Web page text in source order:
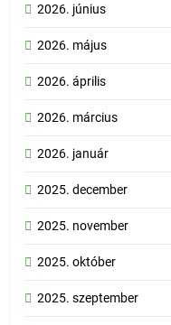
2026. június
2026. május
2026. április
2026. március
2026. január
2025. december
2025. november
2025. október
2025. szeptember